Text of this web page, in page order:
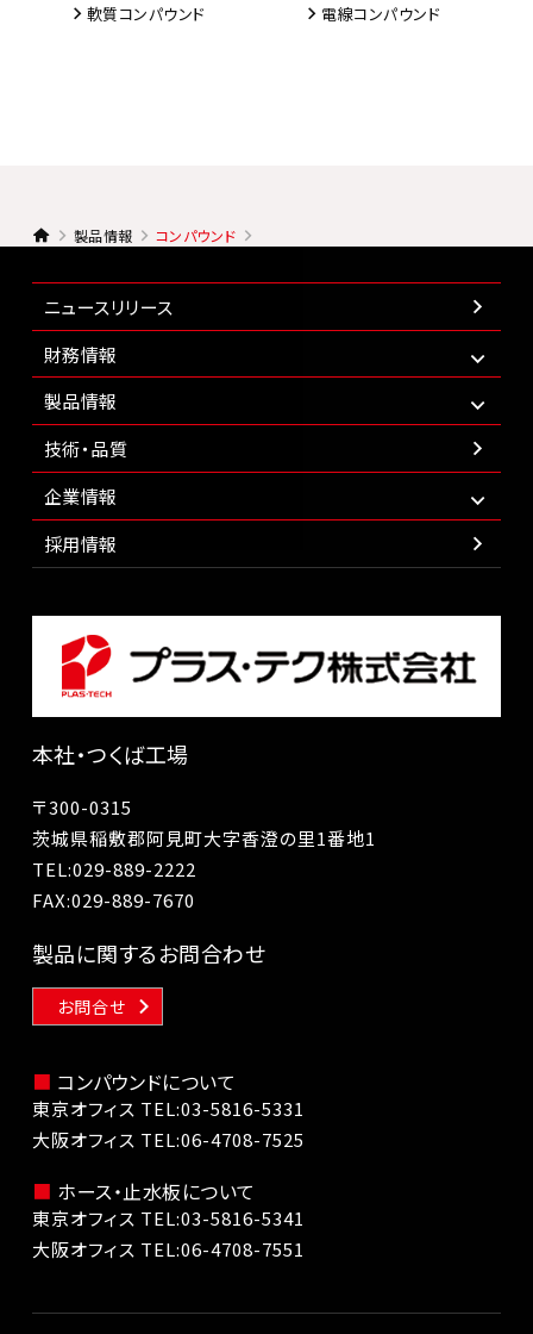
軟質コンパウンド 電線コンパウンド
製品情報 コンパウンド
ニュースリリース
財務情報
製品情報
技術・品質
企業情報
採用情報
本社・つくば工場
〒300-0315
茨城県稲敷郡阿見町大字香澄の里1番地1
TEL:029-889-2222
FAX:029-889-7670
製品に関するお問合わせ
お問合せ
コンパウンドについて
東京オフィス TEL:03-5816-5331
大阪オフィス TEL:06-4708-7525
ホース・止水板について
東京オフィス TEL:03-5816-5341
大阪オフィス TEL:06-4708-7551